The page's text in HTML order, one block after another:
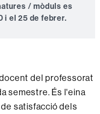
/ mòduls es
i el 25 de febrer.
del professorat
semestre. És l'eina
satisfacció dels